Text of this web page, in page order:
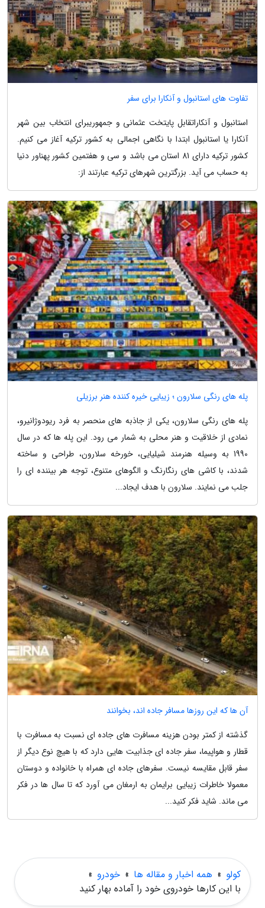
تفاوت های استانبول و آنکارا برای سفر
استانبول و آنکاراتقابل پایتخت عثمانی و جمهوریبرای انتخاب بین شهر
آنکارا یا استانبول ابتدا با نگاهی اجمالی به کشور ترکیه آغاز می کنیم.
کشور ترکیه دارای 81 استان می باشد و سی و هفتمین کشور پهناور دنیا
به حساب می آید. بزرگترین شهرهای ترکیه عبارتند از:
پله های رنگی سلارون ؛ زیبایی خیره کننده هنر برزیلی
پله های رنگی سلارون، یکی از جاذبه های منحصر به فرد ریودوژانیرو،
نمادی از خلاقیت و هنر محلی به شمار می رود. این پله ها که در سال
1990 به وسیله هنرمند شیلیایی، خورخه سلارون، طراحی و ساخته
شدند، با کاشی های رنگارنگ و الگوهای متنوع، توجه هر بیننده ای را
جلب می نمایند. سلارون با هدف ایجاد...
آن ها که این روزها مسافر جاده اند، بخوانند
گذشته از کمتر بودن هزینه مسافرت های جاده ای نسبت به مسافرت با
قطار و هواپیما، سفر جاده ای جذابیت هایی دارد که با هیچ نوع دیگر از
سفر قابل مقایسه نیست. سفرهای جاده ای همراه با خانواده و دوستان
معمولا خاطرات زیبایی برایمان به ارمغان می آورد که تا سال ها در فکر
می ماند. شاید فکر کنید...
کولو » همه اخبار و مقاله ها » خودرو »
با این کارها خودروی خود را آماده بهار کنید